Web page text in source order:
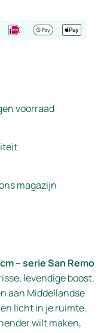
voorraad
magazijn
– serie San Remo
levendige boost.
aan Middellandse
licht in je ruimte.
wilt maken,